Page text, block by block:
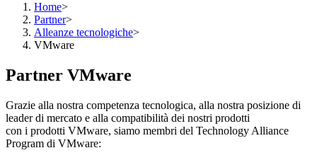
Home>
Partner>
Alleanze tecnologiche>
VMware
Partner VMware
Grazie alla nostra competenza tecnologica, alla nostra posizione di
leader di mercato e alla compatibilità dei nostri prodotti
con i prodotti VMware, siamo membri del Technology Alliance
Program di VMware: